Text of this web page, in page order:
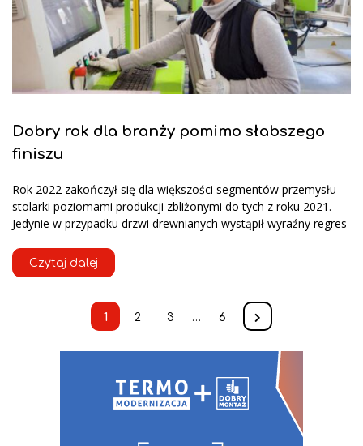
Dobry rok dla branży pomimo słabszego
finiszu
Rok 2022 zakończył się dla większości segmentów przemysłu
stolarki poziomami produkcji zbliżonymi do tych z roku 2021.
Jedynie w przypadku drzwi drewnianych wystąpił wyraźny regres
Czytaj dalej
1 2 3 … 6